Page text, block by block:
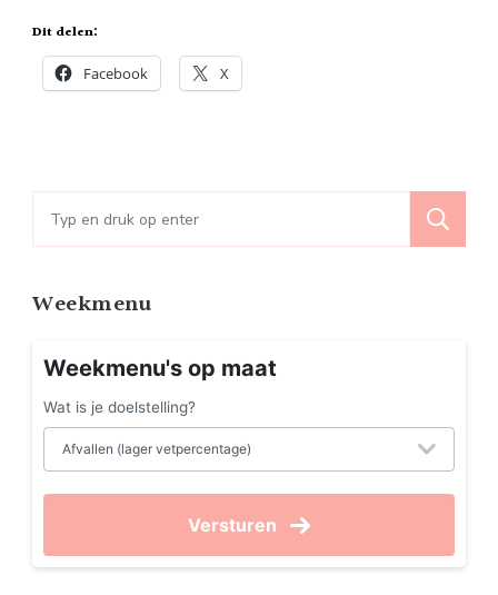
Dit delen:
Facebook X
Zoeken
naar:
Weekmenu
Weekmenu's op maat
Wat is je doelstelling?
Versturen